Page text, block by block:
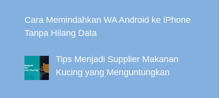
Cara Memindahkan WA Android ke iPhone
Tanpa Hilang Data
Tips Menjadi Supplier Makanan
Kucing yang Menguntungkan